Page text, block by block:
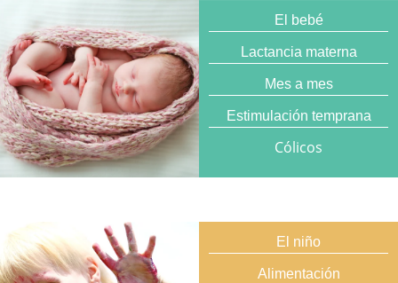
El bebé
Lactancia materna
Mes a mes
Estimulación temprana
Cólicos
El niño
Alimentación